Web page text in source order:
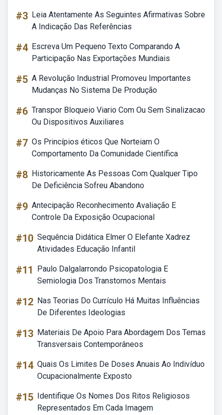
#3 Leia Atentamente As Seguintes Afirmativas Sobre
A Indicação Das Referências
#4 Escreva Um Pequeno Texto Comparando A
Participação Nas Exportações Mundiais
#5 A Revolução Industrial Promoveu Importantes
Mudanças No Sistema De Produção
#6 Transpor Bloqueio Viario Com Ou Sem Sinalizacao
Ou Dispositivos Auxiliares
#7 Os Princípios éticos Que Norteiam O
Comportamento Da Comunidade Científica
#8 Historicamente As Pessoas Com Qualquer Tipo
De Deficiência Sofreu Abandono
#9 Antecipação Reconhecimento Avaliação E
Controle Da Exposição Ocupacional
#10 Sequência Didática Elmer O Elefante Xadrez
Atividades Educação Infantil
#11
Paulo Dalgalarrondo Psicopatologia E
Semiologia Dos Transtornos Mentais
#12 Nas Teorias Do Currículo Há Muitas Influências
De Diferentes Ideologias
#13 Materiais De Apoio Para Abordagem Dos Temas
Transversais Contemporâneos
#14 Quais Os Limites De Doses Anuais Ao Indivíduo
Ocupacionalmente Exposto
#15 Identifique Os Nomes Dos Ritos Religiosos
Representados Em Cada Imagem